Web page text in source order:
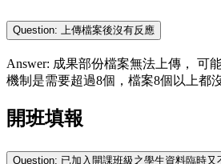
Question: 上傳檔案後沒有反應
Answer: 成果部份檔案無法上傳， 可
機制是需要超過8個，檔案8個以上都
開班填報
Question: 已加入開課班級之學生資料臨時